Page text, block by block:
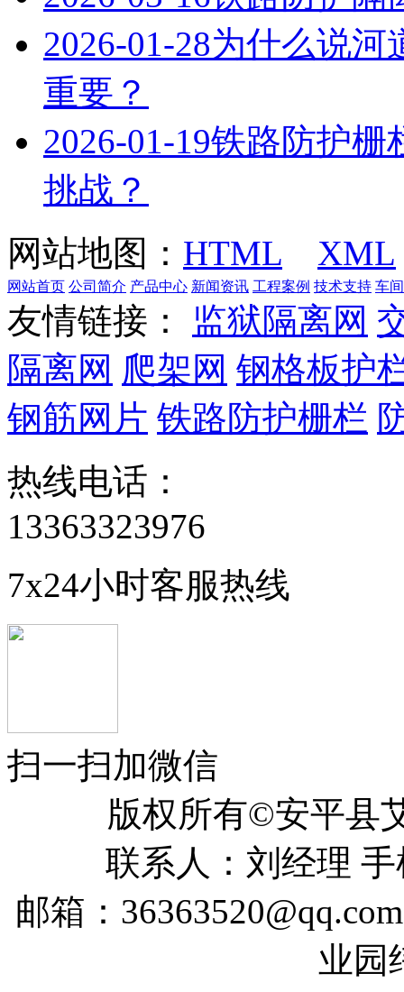
2026-01-28为什么说河
重要？
2026-01-19铁路防护栅
挑战？
网站地图： HTML XML
网站首页 公司简介 产品中心 新闻资讯 工程案例 技术支持 车
友情链接： 监狱隔离网
隔离网 爬架网 钢格板护
钢筋网片 铁路防护栅栏
热线电话：
13363323976
7x24小时客服热线
扫一扫加微信
版权所有©安平
联系人：刘经理 手
邮箱：
业园